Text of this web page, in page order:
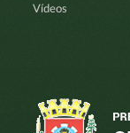
Vídeos